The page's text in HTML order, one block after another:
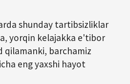
shunday tartibsizliklar
yorqin kelajakka e'tibor
qilamanki, barchamiz
eng yaxshi hayot